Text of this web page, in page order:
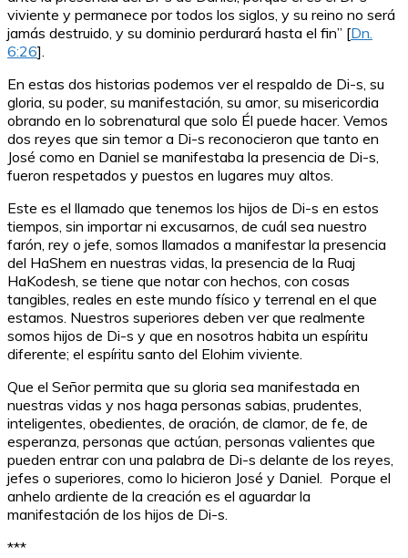
viviente y permanece por todos los siglos, y su reino no será
jamás destruido, y su dominio perdurará hasta el fin” [Dn.
6:26].
En estas dos historias podemos ver el respaldo de Di-s, su
gloria, su poder, su manifestación, su amor, su misericordia
obrando en lo sobrenatural que solo Él puede hacer. Vemos
dos reyes que sin temor a Di-s reconocieron que tanto en
José como en Daniel se manifestaba la presencia de Di-s,
fueron respetados y puestos en lugares muy altos.
Este es el llamado que tenemos los hijos de Di-s en estos
tiempos, sin importar ni excusarnos, de cuál sea nuestro
farón, rey o jefe, somos llamados a manifestar la presencia
del HaShem en nuestras vidas, la presencia de la Ruaj
HaKodesh, se tiene que notar con hechos, con cosas
tangibles, reales en este mundo físico y terrenal en el que
estamos. Nuestros superiores deben ver que realmente
somos hijos de Di-s y que en nosotros habita un espíritu
diferente; el espíritu santo del Elohim viviente.
Que el Señor permita que su gloria sea manifestada en
nuestras vidas y nos haga personas sabias, prudentes,
inteligentes, obedientes, de oración, de clamor, de fe, de
esperanza, personas que actúan, personas valientes que
pueden entrar con una palabra de Di-s delante de los reyes,
jefes o superiores, como lo hicieron José y Daniel. Porque el
anhelo ardiente de la creación es el aguardar la
manifestación de los hijos de Di-s.
***